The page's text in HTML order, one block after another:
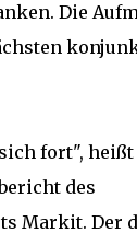
Die
fort",
des
Markit. Der